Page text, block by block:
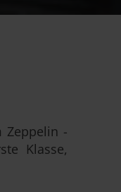
Zeppelin -
Klasse,